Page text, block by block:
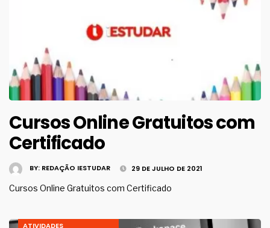
Cursos Online Gratuitos com
Certificado
BY: REDAÇÃO IESTUDAR 29 DE JULHO DE 2021
Cursos Online Gratuitos com Certificado
ATIVIDADES